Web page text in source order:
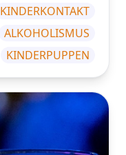
KINDERKONTAKT
ALKOHOLISMUS
KINDERPUPPEN